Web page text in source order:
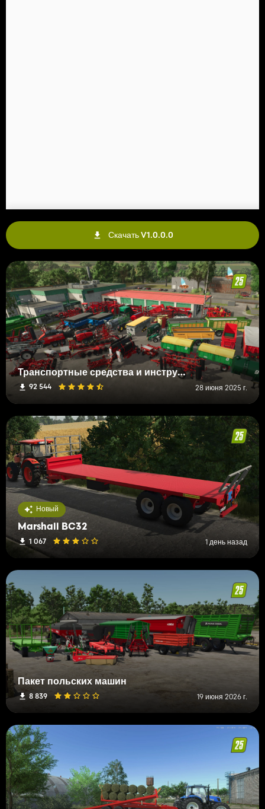
Скачать V1.0.0.0
Транспортные средства и инструменты FS19 (H-K)
92 544 28 июня 2025 г.
Новый
Marshall BC32
1 067 1 день назад
Пакет польских машин
8 839 19 июня 2026 г.